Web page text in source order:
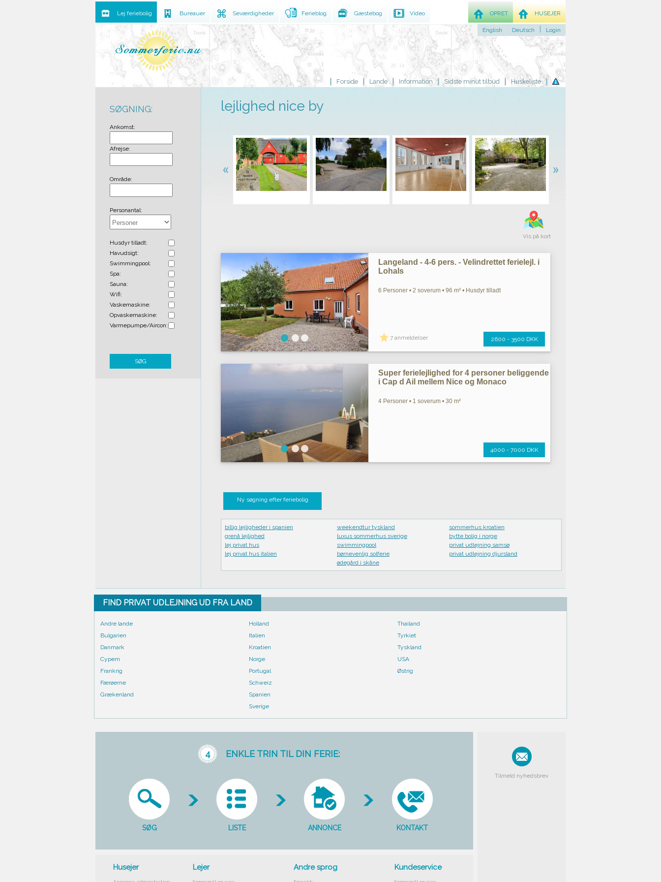
Forside Lande Information Sidste minut tilbud Huskeliste
lejlighed nice by
Vis på kort
Langeland - 4-6 pers. - Velindrettet ferielejl. i
Lohals
6 Personer • 2 soverum • 96 m² • Husdyr tilladt
7 anmeldelser 2600 - 3500 DKK
Super ferielejlighed for 4 personer beliggende
i Cap d Ail mellem Nice og Monaco
4 Personer • 1 soverum • 30 m²
4000 - 7000 DKK
Ny søgning efter feriebolig
billig lejligheder i spanien
grenå lejlighed
lej privat hus
lej privat hus italien
weekendtur tyskland
luxus sommerhus sverige
swimmingpool
børnevenlig solferie
ødegård i skåne
sommerhus kroatien
bytte bolig i norge
privat udlejning samsø
privat udlejning djursland
SØGNING:
Ankomst:
Afrejse:
Område:
Personantal:
Husdyr tilladt:
Havudsigt:
Swimmingpool:
Spa:
Sauna:
Wifi:
Vaskemaskine:
Opvaskemaskine:
Varmepumpe/Aircon:
SØG
FIND PRIVAT UDLEJNING UD FRA LAND
Andre lande
Bulgarien
Danmark
Cypern
Frankrig
Færøerne
Grækenland
Holland
Italien
Kroatien
Norge
Portugal
Schweiz
Spanien
Sverige
Thailand
Tyrkiet
Tyskland
USA
Østrig
4 ENKLE TRIN TIL DIN FERIE:
SØG LISTE ANNONCE KONTAKT
Husejer Lejer Andre sprog Kundeservice
Tilmeld nyhedsbrev
Lej feriebolig Bureauer Seværdigheder Ferieblog Gæstebog Video HUSEJER
OPRET
English Deutsch Login